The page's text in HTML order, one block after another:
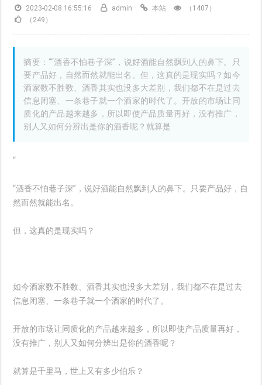
2023-02-08 16:55:16 admin 本站
（1407）
（249）
摘要：““酒香不怕巷子深”，说好酒能自然飘到人的鼻下。只
要产品好，自然而然就能出名。但，这真的是现实吗？如今
酒家数不胜数、酒香其实也没多大差别，我们都不在是过去
信息闭塞、一条巷子就一个酒家的时代了。开放的市场让同
质化的产品越来越多，所以即使产品质量再好，没有推广，
别人又如何分辨出是你的酒香呢？就算是
“
“酒香不怕巷子深”，说好酒能自然飘到人的鼻下。只要产品好，自
然而然就能出名。
但，这真的是现实吗？
如今酒家数不胜数、酒香其实也没多大差别，我们都不在是过去
信息闭塞、一条巷子就一个酒家的时代了。
开放的市场让同质化的产品越来越多，所以即使产品质量再好，
没有推广，别人又如何分辨出是你的酒香呢？
就算是千里马，世上又有多少伯乐？